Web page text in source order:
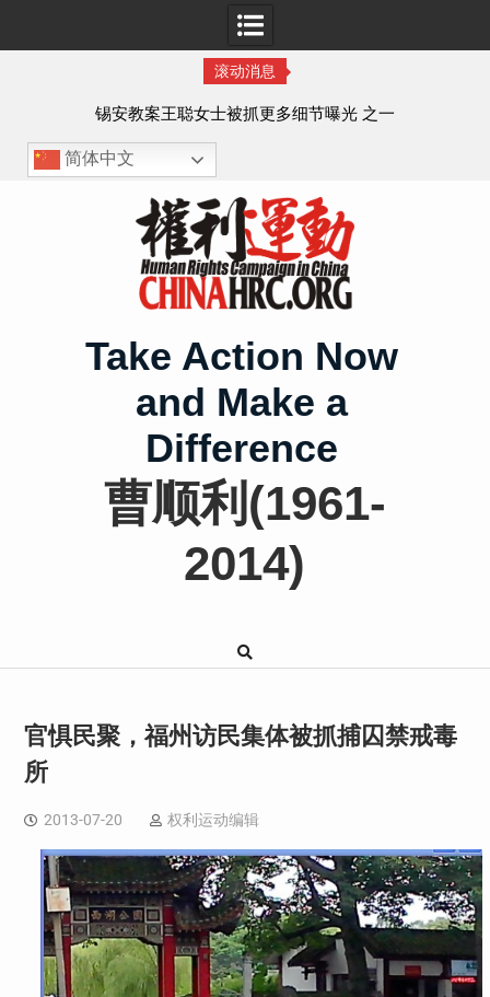
滚动消息
锡安教案王聪女士被抓更多细节曝光 之一
简体中文
Take Action Now
and Make a
Difference
曹顺利(1961-
2014)
官惧民聚，福州访民集体被抓捕囚禁戒毒
所
2013-07-20 权利运动编辑